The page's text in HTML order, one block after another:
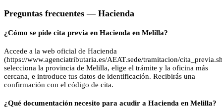
Preguntas frecuentes — Hacienda
¿Cómo se pide cita previa en Hacienda en Melilla?
Accede a la web oficial de Hacienda
(https://www.agenciatributaria.es/AEAT.sede/tramitacion/
selecciona la provincia de Melilla, elige el trámite y la oficina más
cercana, e introduce tus datos de identificación. Recibirás una
confirmación con el código de cita.
¿Qué documentación necesito para acudir a Hacienda en Melilla?